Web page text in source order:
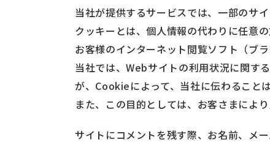
当社が提供するサービスでは、一部のサ
クッキーとは、個人情報の代わりに任意
お客様のインターネット閲覧ソフト（ブ
当社では、Webサイトの利用状況に関す
が、Cookieによって、当社に伝わること
また、この目的としては、お客さまによ
サイトにコメントを残す際、お名前、メ